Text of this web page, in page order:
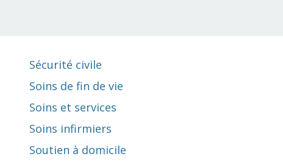
Sécurité civile
Soins de fin de vie
Soins et services
Soins infirmiers
Soutien à domicile